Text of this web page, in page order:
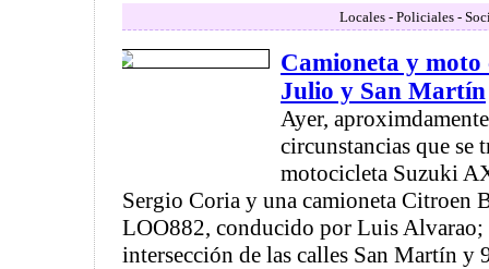
Locales - Policiales -
Camioneta y moto
Julio y San Martín
Ayer,
circunstancias que se
motocicleta Suzuki
Sergio Coria y una camioneta Citroen
LOO882, conducido por Luis Alvarao;
intersección de las calles San Martín y